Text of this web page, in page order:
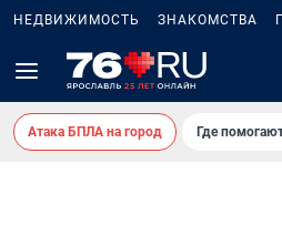
НЕДВИЖИМОСТЬ ЗНАКОМСТВА
Атака БПЛА на город Где